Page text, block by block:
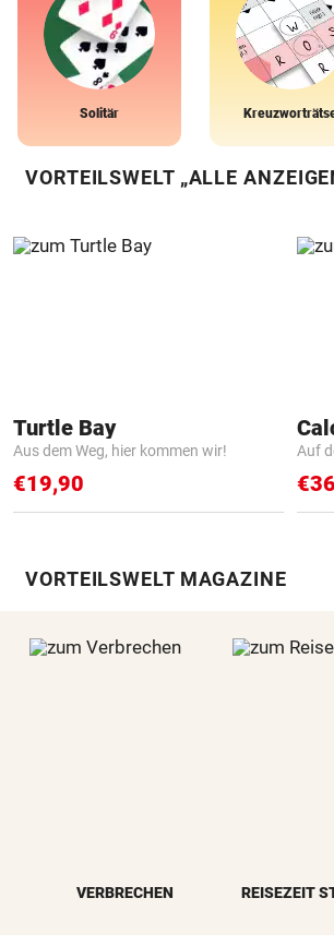
Solitär
VORTEILSWELT „ALLE
Turtle Bay
Aus dem Weg, hier kommen wir!
€19,90
Auf
VORTEILSWELT MAGAZINE
VERBRECHEN REISEZEIT